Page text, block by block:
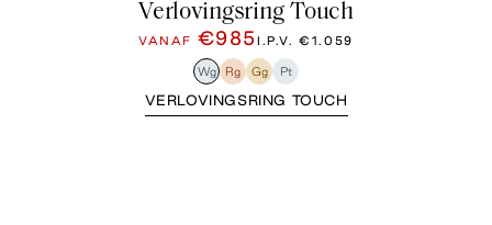
Verlovingsring Touch
VANAF €985I.P.V.€1.059
Wg Rg Gg Pt
VERLOVINGSRING TOUCH